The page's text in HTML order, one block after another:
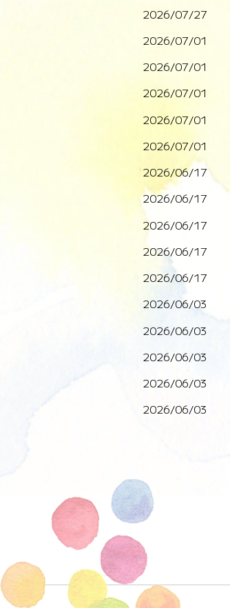
2026/07/27
2026/07/01
2026/07/01
2026/07/01
2026/07/01
2026/07/01
2026/06/17
2026/06/17
2026/06/17
2026/06/17
2026/06/17
2026/06/03
2026/06/03
2026/06/03
2026/06/03
2026/06/03